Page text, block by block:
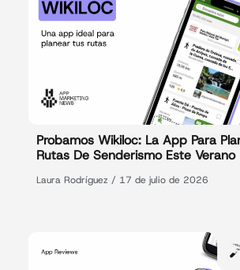
Probamos Wikiloc: La App Para
Rutas De Senderismo Este Verano
Laura Rodríguez 17 de julio de 2026